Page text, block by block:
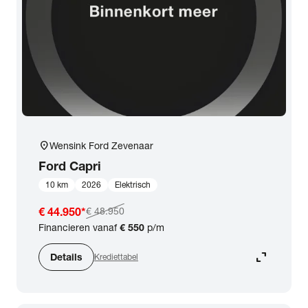
BTW (aftrekbaar) / Marge (BTW niet aftrekbaar)
Ford
Prijs
Kilometerstand
location_onWensink Ford Zevenaar
Ford Capri
10 km 2026 Elektrisch
€ 44.950*€ 48.950
Financieren vanaf€ 550 p/m
Details Krediettabel expand_content